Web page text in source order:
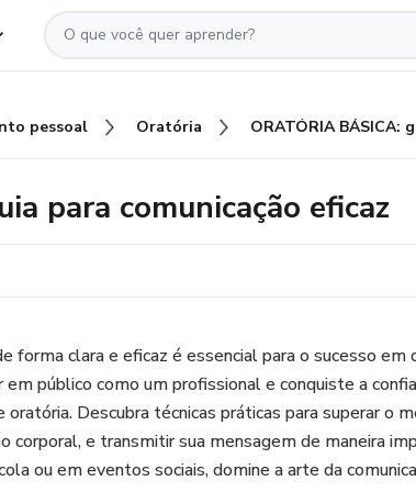
pessoal Oratória
para comunicação eficaz
forma clara e eficaz é essencial para o sucesso em
em público como um profissional e conquiste a
Descubra técnicas práticas para superar o
corporal, e transmitir sua mensagem de maneira
ou em eventos sociais, domine a arte da